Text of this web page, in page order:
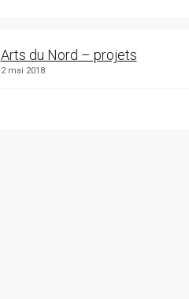
Arts du Nord – projets
2 mai 2018